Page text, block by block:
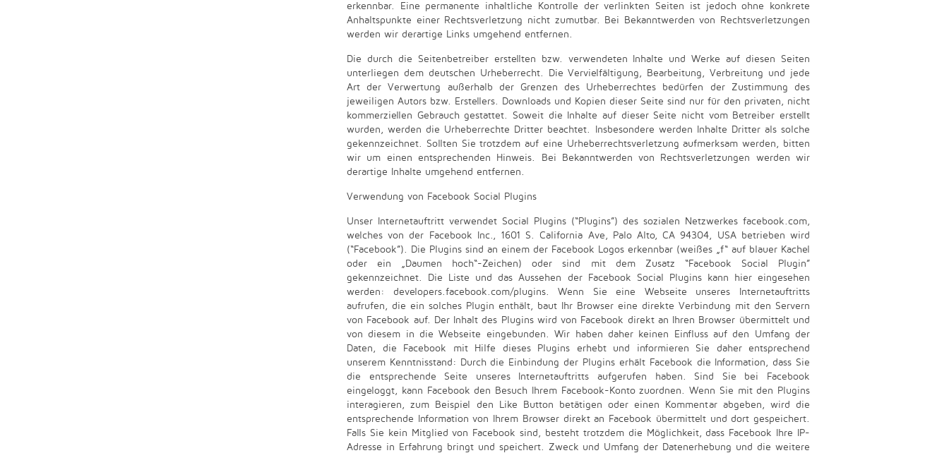
erkennbar. Eine permanente inhaltliche Kontrolle der verlinkten Seiten ist jedoch ohne konkrete
Anhaltspunkte einer Rechtsverletzung nicht zumutbar. Bei Bekanntwerden von Rechtsverletzungen
werden wir derartige Links umgehend entfernen.
Die durch die Seitenbetreiber erstellten bzw. verwendeten Inhalte und Werke auf diesen Seiten
unterliegen dem deutschen Urheberrecht. Die Vervielfältigung, Bearbeitung, Verbreitung und jede
Art der Verwertung außerhalb der Grenzen des Urheberrechtes bedürfen der Zustimmung des
jeweiligen Autors bzw. Erstellers. Downloads und Kopien dieser Seite sind nur für den privaten, nicht
kommerziellen Gebrauch gestattet. Soweit die Inhalte auf dieser Seite nicht vom Betreiber erstellt
wurden, werden die Urheberrechte Dritter beachtet. Insbesondere werden Inhalte Dritter als solche
gekennzeichnet. Sollten Sie trotzdem auf eine Urheberrechtsverletzung aufmerksam werden, bitten
wir um einen entsprechenden Hinweis. Bei Bekanntwerden von Rechtsverletzungen werden wir
derartige Inhalte umgehend entfernen.
Verwendung von Facebook Social Plugins
Unser Internetauftritt verwendet Social Plugins (“Plugins”) des sozialen Netzwerkes facebook.com,
welches von der Facebook Inc., 1601 S. California Ave, Palo Alto, CA 94304, USA betrieben wird
(“Facebook”). Die Plugins sind an einem der Facebook Logos erkennbar (weißes „f“ auf blauer Kachel
oder ein „Daumen hoch“-Zeichen) oder sind mit dem Zusatz “Facebook Social Plugin”
gekennzeichnet. Die Liste und das Aussehen der Facebook Social Plugins kann hier eingesehen
werden: developers.facebook.com/plugins. Wenn Sie eine Webseite unseres Internetauftritts
aufrufen, die ein solches Plugin enthält, baut Ihr Browser eine direkte Verbindung mit den Servern
von Facebook auf. Der Inhalt des Plugins wird von Facebook direkt an Ihren Browser übermittelt und
von diesem in die Webseite eingebunden. Wir haben daher keinen Einfluss auf den Umfang der
Daten, die Facebook mit Hilfe dieses Plugins erhebt und informieren Sie daher entsprechend
unserem Kenntnisstand: Durch die Einbindung der Plugins erhält Facebook die Information, dass Sie
die entsprechende Seite unseres Internetauftritts aufgerufen haben. Sind Sie bei Facebook
eingeloggt, kann Facebook den Besuch Ihrem Facebook-Konto zuordnen. Wenn Sie mit den Plugins
interagieren, zum Beispiel den Like Button betätigen oder einen Kommentar abgeben, wird die
entsprechende Information von Ihrem Browser direkt an Facebook übermittelt und dort gespeichert.
Falls Sie kein Mitglied von Facebook sind, besteht trotzdem die Möglichkeit, dass Facebook Ihre IP-
Adresse in Erfahrung bringt und speichert. Zweck und Umfang der Datenerhebung und die weitere